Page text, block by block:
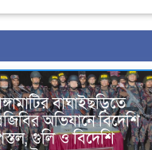
বাঘাইছড়িতে
অভিযানে বিদেশি
গুলি ও বিদেশি